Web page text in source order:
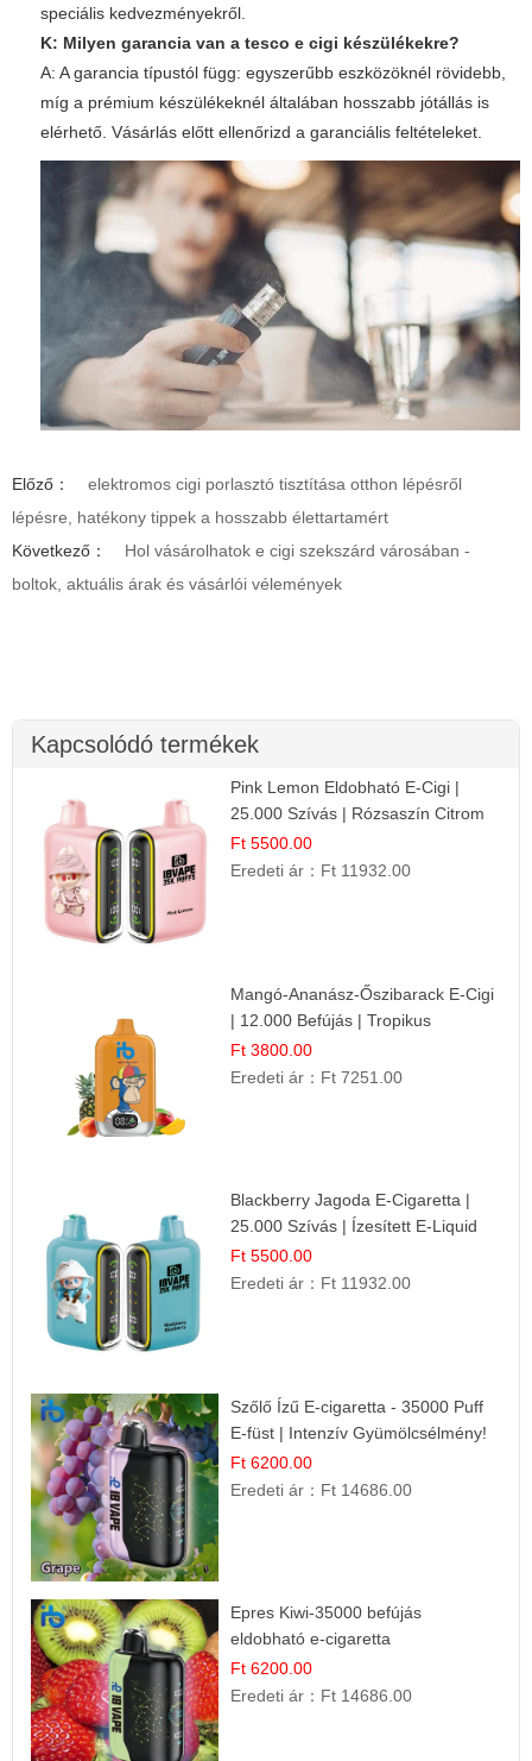
speciális kedvezményekről.
K: Milyen garancia van a tesco e cigi készülékekre?
A: A garancia típustól függ: egyszerűbb eszközöknél rövidebb,
míg a prémium készülékeknél általában hosszabb jótállás is
elérhető. Vásárlás előtt ellenőrizd a garanciális feltételeket.
Előző：
elektromos cigi porlasztó tisztítása otthon lépésről
lépésre, hatékony tippek a hosszabb élettartamért
Következő：
Hol vásárolhatok e cigi szekszárd városában -
boltok, aktuális árak és vásárlói vélemények
Kapcsolódó termékek
Pink Lemon Eldobható E-Cigi |
25.000 Szívás | Rózsaszín Citrom
Íz
Ft 5500.00
Eredeti ár： Ft 11932.00
Mangó-Ananász-Őszibarack E-Cigi
| 12.000 Befújás | Tropikus
Gyümölcs Íz
Ft 3800.00
Eredeti ár： Ft 7251.00
Blackberry Jagoda E-Cigaretta |
25.000 Szívás | Ízesített E-Liquid
Ft 5500.00
Eredeti ár： Ft 11932.00
Szőlő Ízű E-cigaretta - 35000 Puff
E-füst | Intenzív Gyümölcsélmény!
Ft 6200.00
Eredeti ár： Ft 14686.00
Epres Kiwi-35000 befújás
eldobható e-cigaretta
Ft 6200.00
Eredeti ár： Ft 14686.00